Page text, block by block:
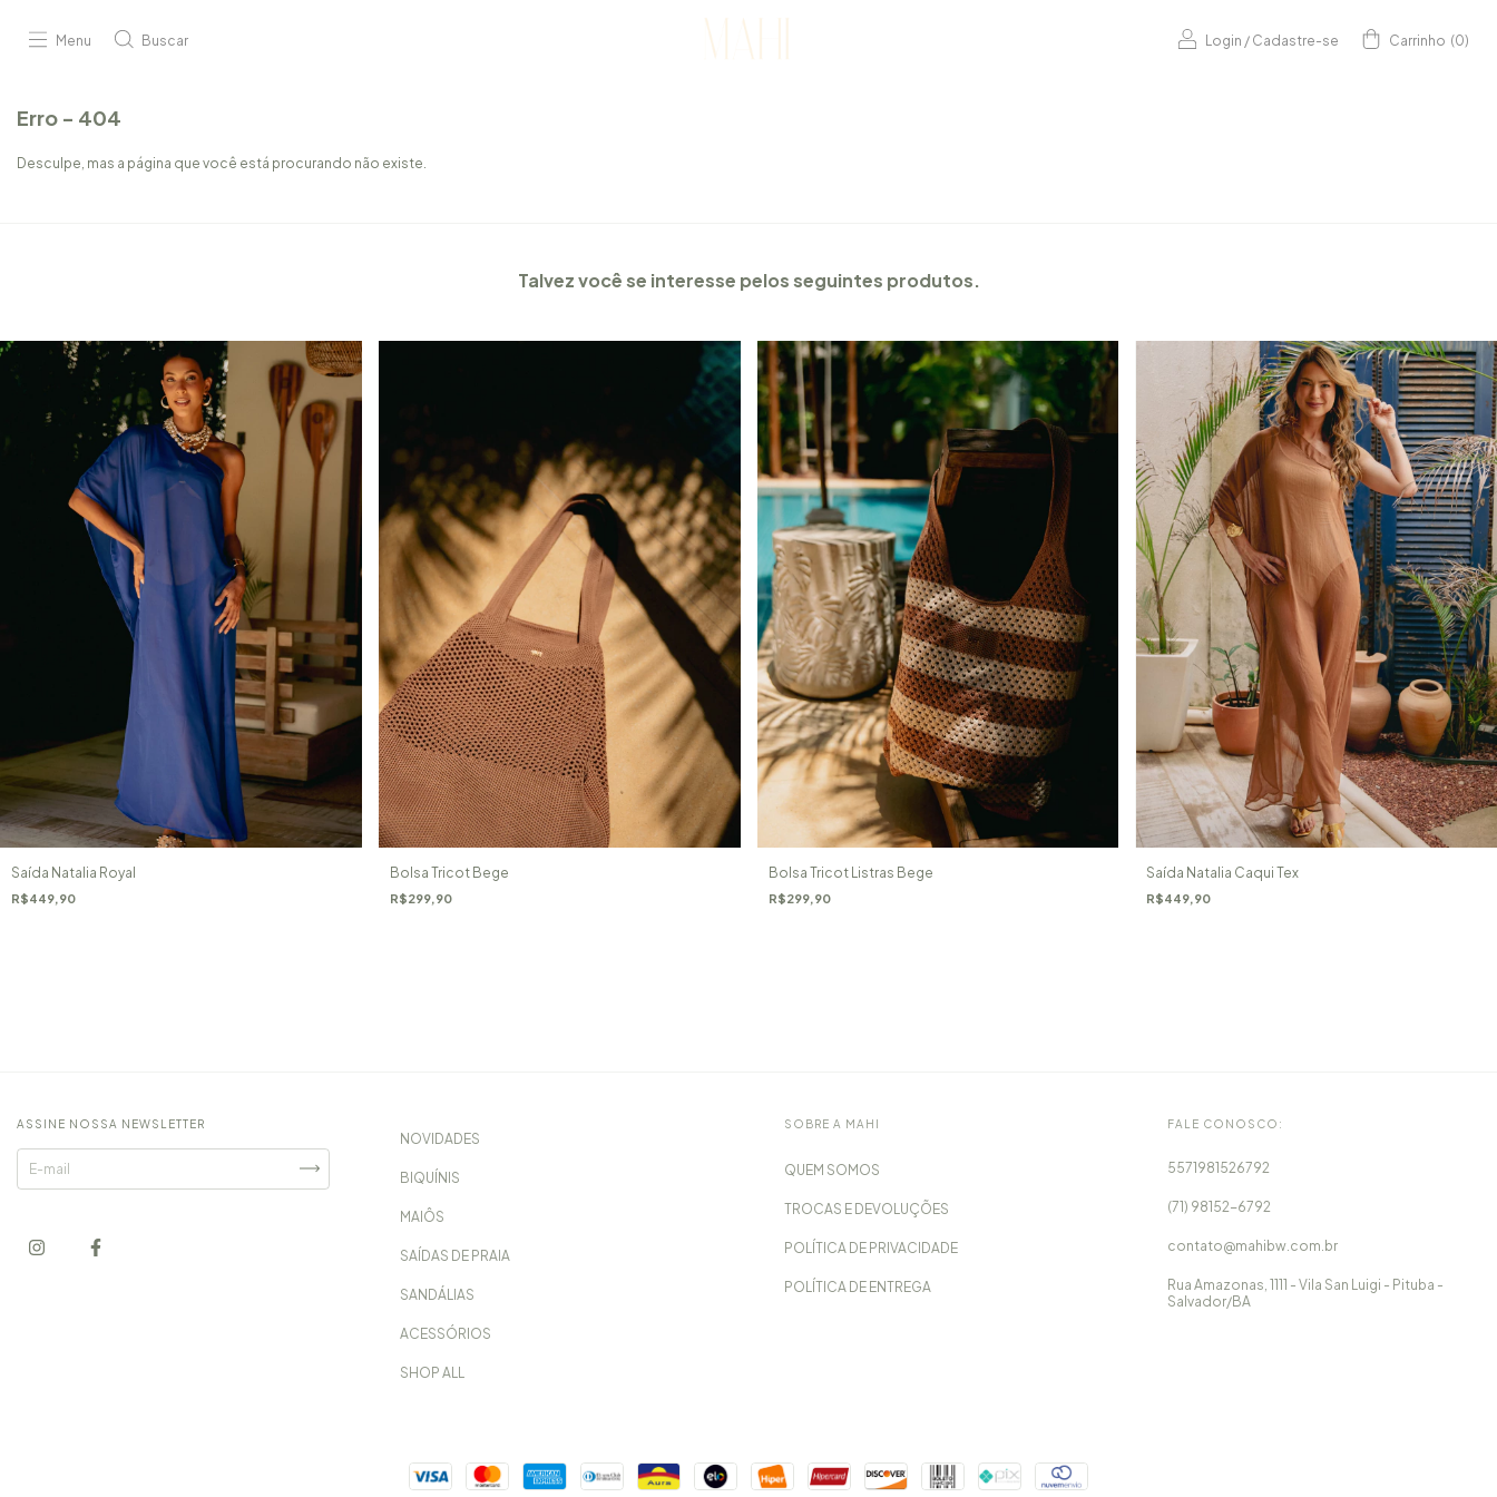
Menu Buscar Login / Cadastre-se Carrinho (0)
Erro - 404
Desculpe, mas a página que você está procurando não existe.
Talvez você se interesse pelos seguintes produtos.
Saída Natalia Royal
R$449,90
Bolsa Tricot Bege
R$299,90
Bolsa Tricot Listras Bege
R$299,90
Saída Natalia Caqui Tex
R$449,90
ASSINE NOSSA NEWSLETTER
NOVIDADES
BIQUÍNIS
MAIÔS
SAÍDAS DE PRAIA
SANDÁLIAS
ACESSÓRIOS
SHOP ALL
SOBRE A MAHI
QUEM SOMOS
TROCAS E DEVOLUÇÕES
POLÍTICA DE PRIVACIDADE
POLÍTICA DE ENTREGA
FALE CONOSCO:
5571981526792
(71) 98152-6792
contato@mahibw.com.br
Rua Amazonas, 1111 - Vila San Luigi - Pituba -
Salvador/BA